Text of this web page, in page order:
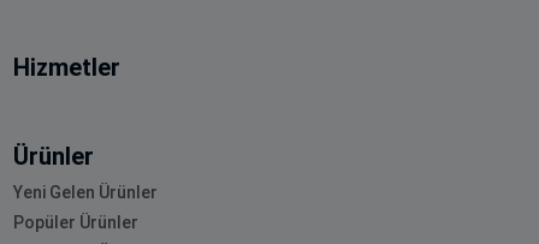
Hizmetler
Ürünler
Yeni Gelen Ürünler
Popüler Ürünler